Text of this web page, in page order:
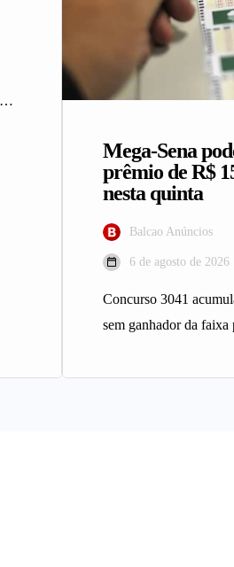
Mega-Sena
prêmio de R$
nesta quinta
Balcao Anúncios
6 de agosto de 2026
Concurso 3041
sem ganhador da